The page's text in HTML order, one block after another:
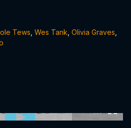
Tews Wes Tank Olivia Graves